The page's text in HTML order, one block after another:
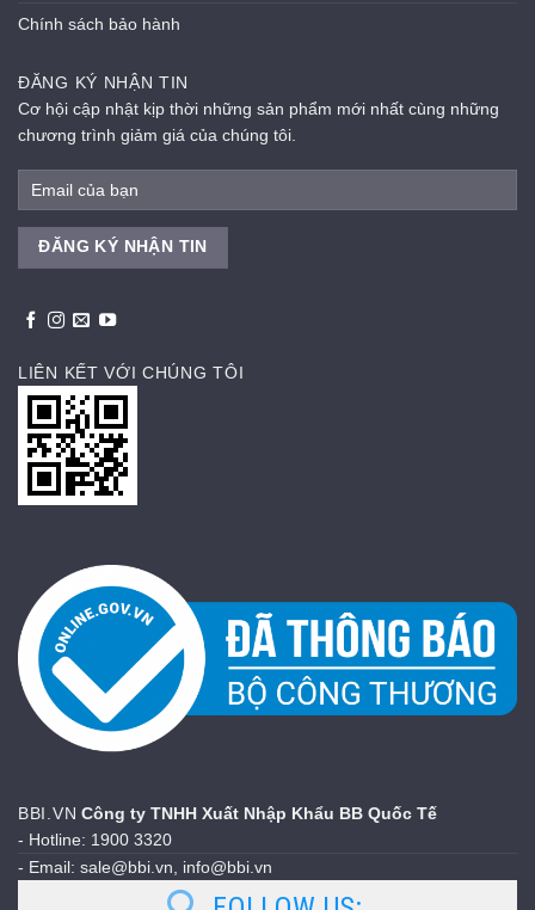
Chính sách bảo hành
ĐĂNG KÝ NHẬN TIN
Cơ hội cập nhật kịp thời những sản phẩm mới nhất cùng những
chương trình giảm giá của chúng tôi.
LIÊN KẾT VỚI CHÚNG TÔI
BBI.VN Công ty TNHH Xuất Nhập Khẩu BB Quốc Tế
- Hotline: 1900 3320
- Email: sale@bbi.vn, info@bbi.vn